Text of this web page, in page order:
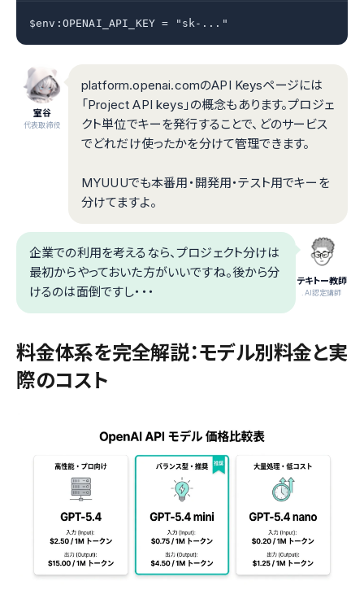
$env:OPENAI_API_KEY = "sk-..."
室谷
代表取締役
platform.openai.comのAPI Keysページには
「Project API keys」の概念もあります。プロジェ
クト単位でキーを発行することで、どのサービス
でどれだけ使ったかを分けて管理できます。
MYUUUでも本番用・開発用・テスト用でキーを
分けてますよ。
テキトー教師
.AI認定講師
企業での利用を考えるなら、プロジェクト分けは
最初からやっておいた方がいいですね。後から分
けるのは面倒ですし・・・
料金体系を完全解説：モデル別料金と実
際のコスト